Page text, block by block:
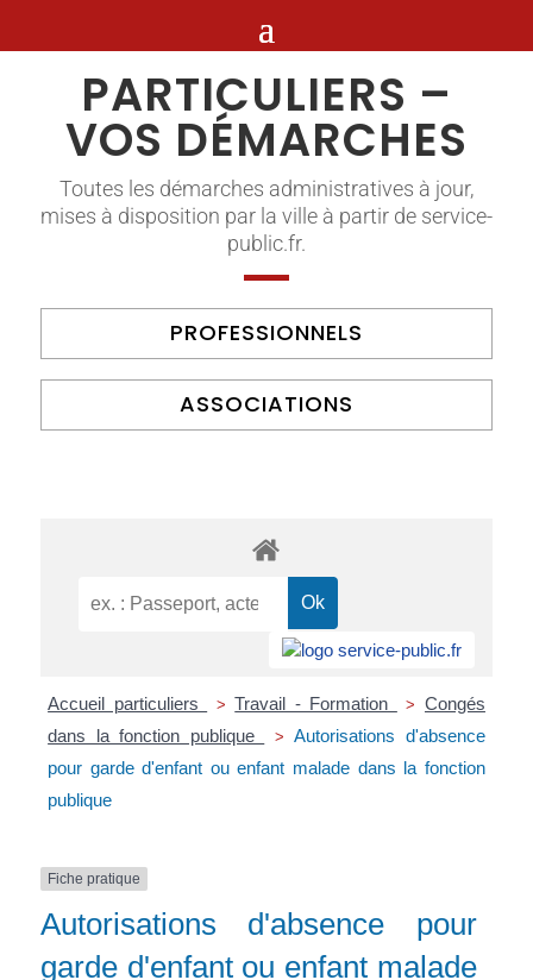
PARTICULIERS –
VOS DÉMARCHES
Toutes les démarches administratives à jour,
mises à disposition par la ville à partir de service-
public.fr.
PROFESSIONNELS
ASSOCIATIONS
Accueil particuliers > Travail - Formation > Congés
dans la fonction publique
>
Autorisations d'absence
pour garde d'enfant ou enfant malade dans la fonction
publique
Fiche pratique
Autorisations d'absence pour
garde d'enfant ou enfant malade